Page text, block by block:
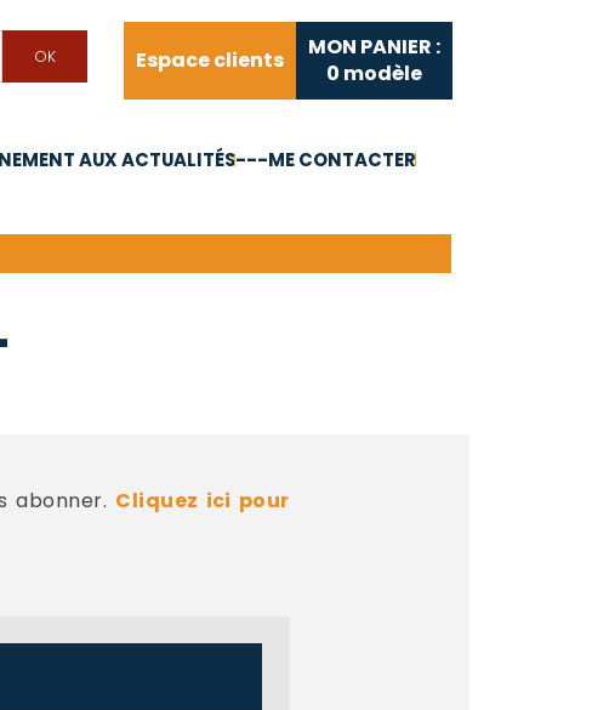
Espace clients
MON PANIER :
0 modèle
AUX ACTUALITÉS---ME CONTACTER
abonner. Cliquez ici pour